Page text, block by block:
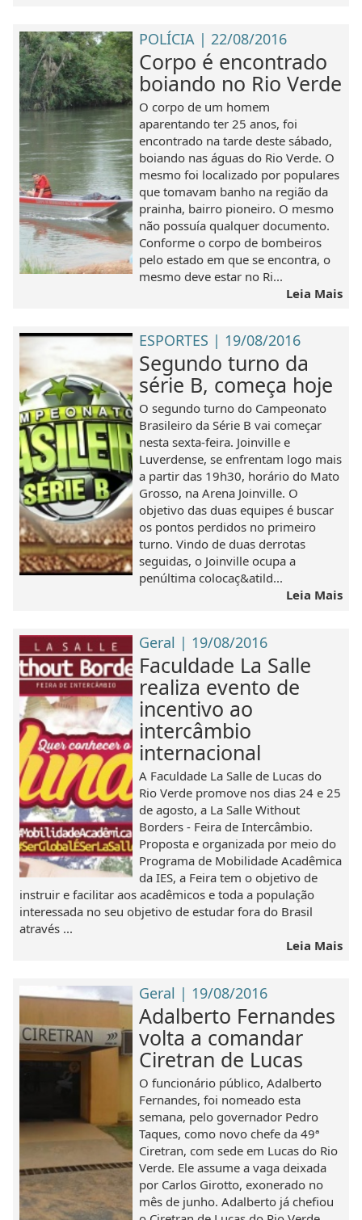
POLÍCIA | 22/08/2016
Corpo é encontrado
boiando no Rio Verde
O corpo de um homem
aparentando ter 25 anos, foi
encontrado na tarde deste sábado,
boiando nas águas do Rio Verde. O
mesmo foi localizado por populares
que tomavam banho na região da
prainha, bairro pioneiro. O mesmo
não possuía qualquer documento.
Conforme o corpo de bombeiros
pelo estado em que se encontra, o
mesmo deve estar no Ri...
Leia Mais
ESPORTES | 19/08/2016
Segundo turno da
série B, começa hoje
O segundo turno do Campeonato
Brasileiro da Série B vai começar
nesta sexta-feira. Joinville e
Luverdense, se enfrentam logo mais
a partir das 19h30, horário do Mato
Grosso, na Arena Joinville. O
objetivo das duas equipes é buscar
os pontos perdidos no primeiro
turno. Vindo de duas derrotas
seguidas, o Joinville ocupa a
penúltima colocaç&atild...
Leia Mais
Geral | 19/08/2016
Faculdade La Salle
realiza evento de
incentivo ao
intercâmbio
internacional
A Faculdade La Salle de Lucas do
Rio Verde promove nos dias 24 e 25
de agosto, a La Salle Without
Borders - Feira de Intercâmbio.
Proposta e organizada por meio do
Programa de Mobilidade Acadêmica
da IES, a Feira tem o objetivo de
instruir e facilitar aos acadêmicos e toda a população
interessada no seu objetivo de estudar fora do Brasil
através ...
Leia Mais
Geral | 19/08/2016
Adalberto Fernandes
volta a comandar
Ciretran de Lucas
O funcionário público, Adalberto
Fernandes, foi nomeado esta
semana, pelo governador Pedro
Taques, como novo chefe da 49ª
Ciretran, com sede em Lucas do Rio
Verde. Ele assume a vaga deixada
por Carlos Girotto, exonerado no
mês de junho. Adalberto já chefiou